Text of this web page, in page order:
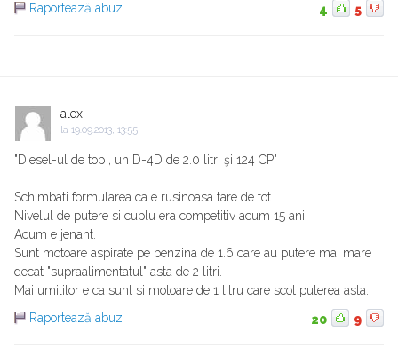
Raportează abuz
4 5
alex
la 19.09.2013, 13:55
"Diesel-ul de top , un D-4D de 2.0 litri şi 124 CP"
Schimbati formularea ca e rusinoasa tare de tot.
Nivelul de putere si cuplu era competitiv acum 15 ani.
Acum e jenant.
Sunt motoare aspirate pe benzina de 1.6 care au putere mai mare
decat "supraalimentatul" asta de 2 litri.
Mai umilitor e ca sunt si motoare de 1 litru care scot puterea asta.
Raportează abuz
20 9